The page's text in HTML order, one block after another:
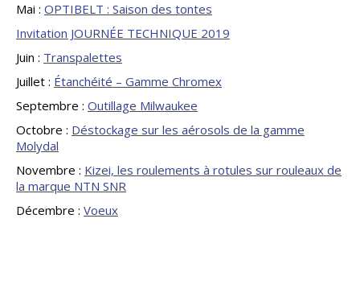
Mai : OPTIBELT : Saison des tontes
Invitation JOURNÉE TECHNIQUE 2019
Juin : Transpalettes
Juillet : Étanchéité – Gamme Chromex
Septembre : Outillage Milwaukee
Octobre : Déstockage sur les aérosols de la gamme
Molydal
Novembre : Kizei, les roulements à rotules sur rouleaux de
la marque NTN SNR
Décembre : Voeux